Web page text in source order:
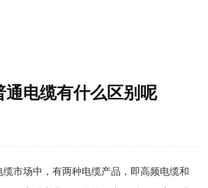
通电缆有什么区别呢
市场中，有两种电缆产品，即高频电缆和